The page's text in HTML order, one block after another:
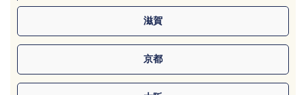
滋賀
京都